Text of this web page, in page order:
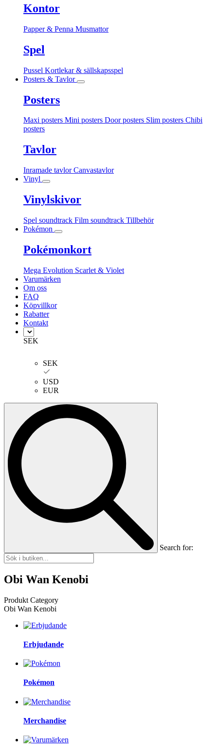
Kontor
Papper & Penna Musmattor
Spel
Pussel Kortlekar & sällskapsspel
Posters & Tavlor
Posters
Maxi posters Mini posters Door posters Slim posters Chibi
posters
Tavlor
Inramade tavlorCanvastavlor
Vinyl
Vinylskivor
Spel soundtrack Film soundtrack Tillbehör
Pokémon
Pokémonkort
Mega Evolution Scarlet & Violet
Varumärken
Om oss
FAQ
Köpvillkor
Rabatter
Kontakt
SEK
SEK
USD
EUR
Search for:
Obi Wan Kenobi
Produkt Category
Obi Wan Kenobi
Erbjudande
Pokémon
Merchandise